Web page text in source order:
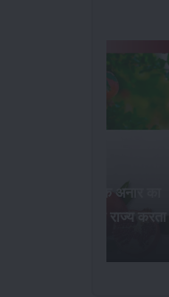
बेबी कॉर्न की खेती से सालभर